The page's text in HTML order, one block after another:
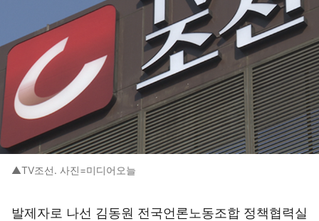
▲TV조선. 사진=미디어오늘
발제자로 나선 김동원 전국언론노동조합 정책협력실